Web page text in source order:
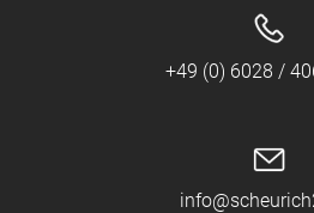
+49 (0) 6028 /